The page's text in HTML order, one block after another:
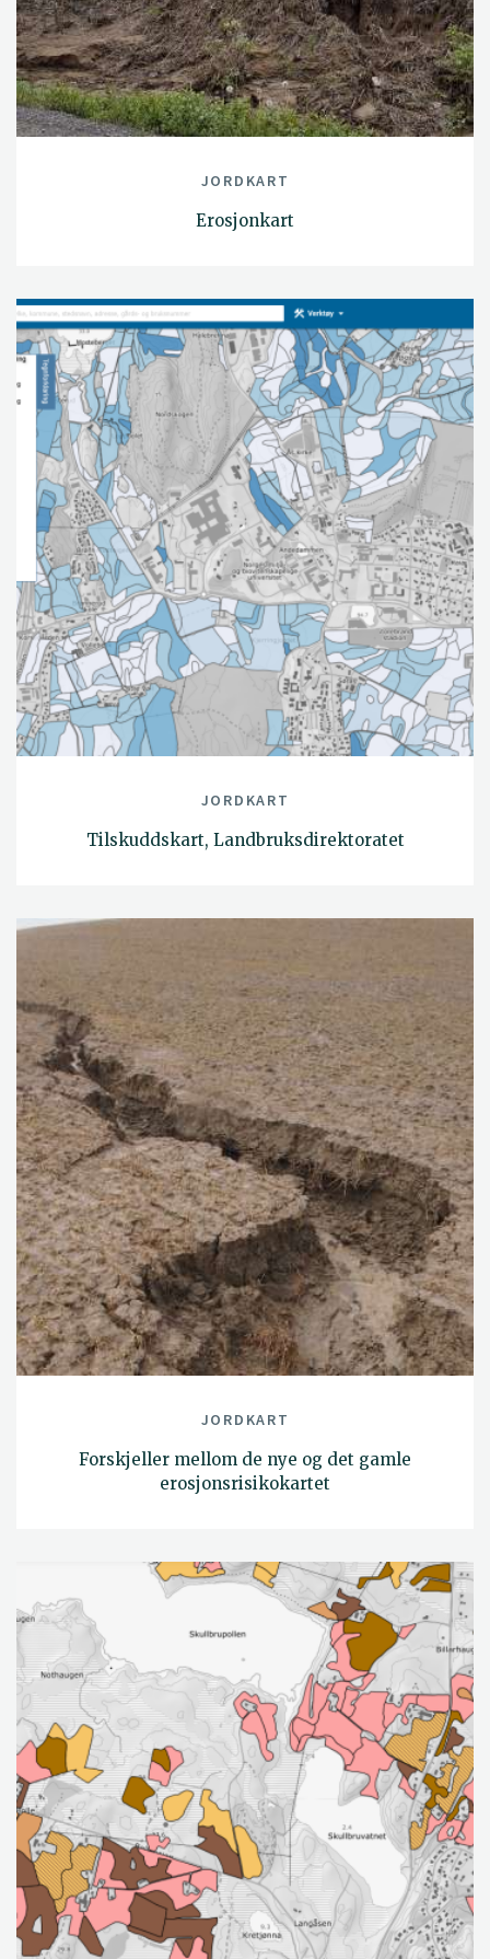
JORDKART
Erosjonkart
JORDKART
Tilskuddskart, Landbruksdirektoratet
JORDKART
Forskjeller mellom de nye og det gamle
erosjonsrisikokartet